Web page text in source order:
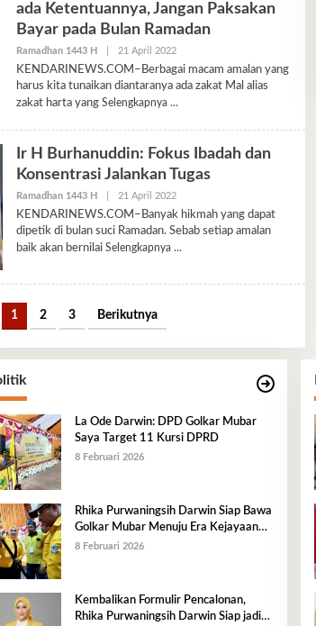
ada Ketentuannya, Jangan Paksakan
Bayar pada Bulan Ramadan
Ramadhan 1443 H 21 April 2022Oleh
KENDARINEWS.COM–Berbagai macam amalan yang
harus kita tunaikan diantaranya ada zakat Mal alias
zakat harta yang Selengkapnya
Ir H Burhanuddin: Fokus Ibadah dan
Konsentrasi Jalankan Tugas
Ramadhan 1443 H 21 April 2022Oleh
KENDARINEWS.COM–Banyak hikmah yang dapat
dipetik di bulan suci Ramadan. Sebab setiap amalan
baik akan bernilai Selengkapnya
1 2 3 Berikutnya
La Ode Darwin: DPD Golkar Mubar
Saya Target 11 Kursi DPRD
8 Februari 2026
Rhika Purwaningsih Darwin Siap Bawa
Golkar Mubar Menuju Era Kejayaan
Baru
8 Februari 2026
Kembalikan Formulir Pencalonan,
Rhika Purwaningsih Darwin Siap jadi